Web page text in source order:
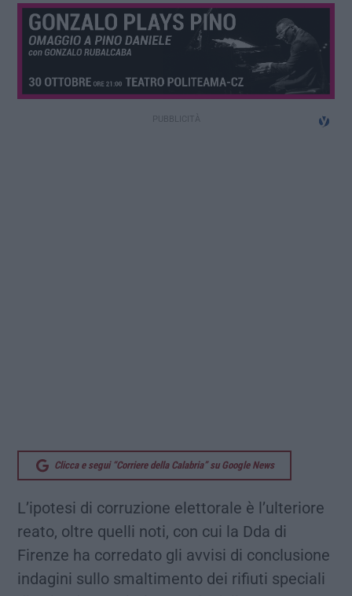
Clicca e segui “Corriere della Calabria” su Google News
L’ipotesi di corruzione elettorale è l’ulteriore
reato, oltre quelli noti, con cui la Dda di
Firenze ha corredato gli avvisi di conclusione
indagini sullo smaltimento dei rifiuti speciali